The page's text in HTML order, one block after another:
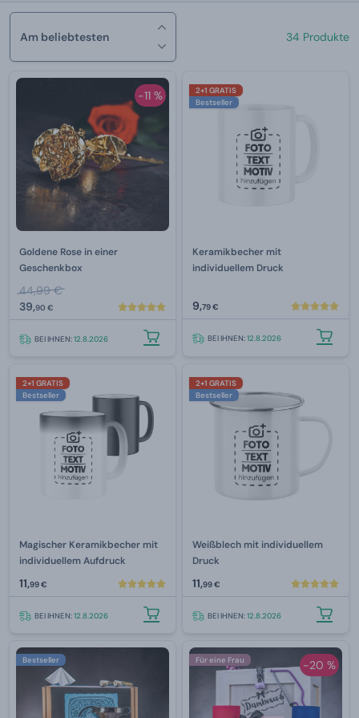
Am beliebtesten 34 Produkte
-11 %
Goldene Rose in einer
Geschenkbox
44,99 €
39,90 €
BEI IHNEN:12.8.2026
2+1 GRATIS
Bestseller
Keramikbecher mit
individuellem Druck
9,79 €
BEI IHNEN:12.8.2026
2+1 GRATIS
Bestseller
Magischer Keramikbecher mit
individuellem Aufdruck
11,99 €
BEI IHNEN:12.8.2026
2+1 GRATIS
Bestseller
Weißblech mit individuellem
Druck
11,99 €
BEI IHNEN:12.8.2026
Bestseller -20 %
Für eine Frau